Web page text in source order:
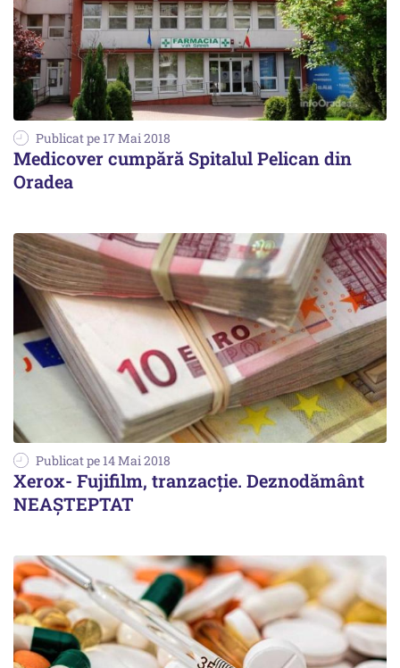
Publicat pe 17 Mai 2018
Medicover cumpără Spitalul Pelican din
Oradea
Publicat pe 14 Mai 2018
Xerox- Fujifilm, tranzacție. Deznodământ
NEAȘTEPTAT